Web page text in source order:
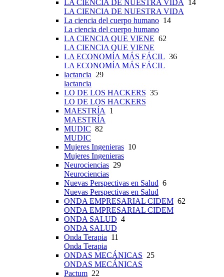
LA CIENCIA DE NUESTRA VIDA
14
LA CIENCIA DE NUESTRA VIDA
La ciencia del cuerpo humano 14
La ciencia del cuerpo humano
LA CIENCIA QUE VIENE 62
LA CIENCIA QUE VIENE
LA ECONOMÍA MÁS FÁCIL 36
LA ECONOMÍA MÁS FÁCIL
lactancia 29
lactancia
LO DE LOS HACKERS 35
LO DE LOS HACKERS
MAESTRÍA
1
MAESTRÍA
MUDIC 82
MUDIC
Mujeres Ingenieras 10
Mujeres Ingenieras
Neurociencias 29
Neurociencias
Nuevas Perspectivas en Salud 6
Nuevas Perspectivas en Salud
ONDA EMPRESARIAL CIDEM 62
ONDA EMPRESARIAL CIDEM
ONDA SALUD 4
ONDA SALUD
Onda Terapia 11
Onda Terapia
ONDAS MECÁNICAS 25
ONDAS MECÁNICAS
Pactum 22